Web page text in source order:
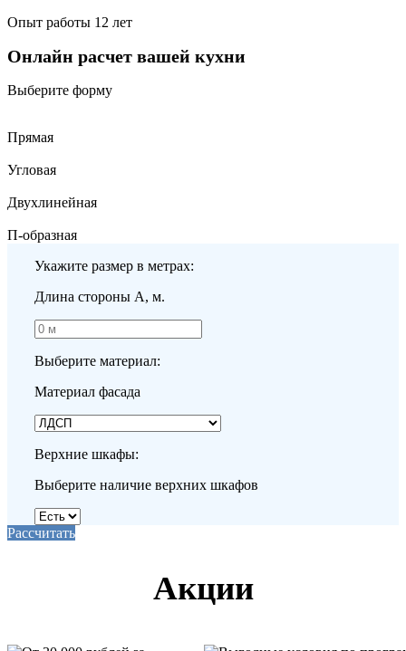
Опыт работы 12 лет
Онлайн расчет вашей кухни
Выберите форму
Прямая
Угловая
Двухлинейная
П-образная
Укажите размер в метрах:
Длина стороны A, м.
Выберите материал:
Материал фасада
Верхние шкафы:
Выберите наличие верхних шкафов
Рассчитать
Акции